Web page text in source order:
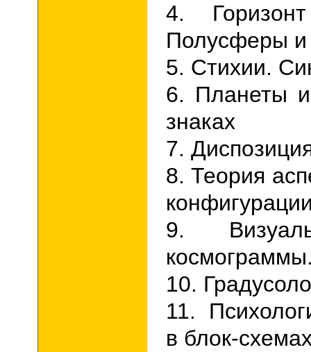
4.
Полусферы и
5. Стихии.
6. Планеты
знаках
7.
8. Теория
9.
10.
11.
в блок-